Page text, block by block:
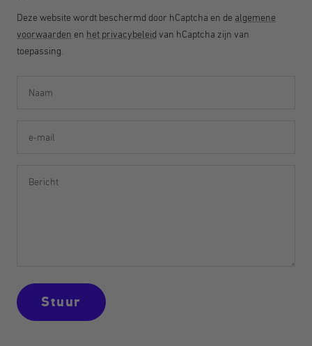
Deze website wordt beschermd door hCaptcha en de algemene
voorwaarden en het privacybeleid van hCaptcha zijn van
toepassing.
Naam
e-mail
Bericht
Stuur